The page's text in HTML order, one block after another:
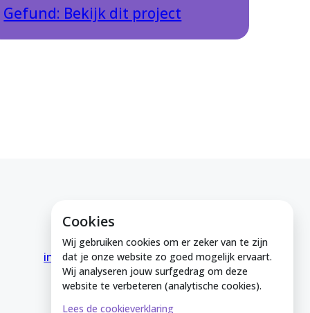
Cookies
Wij gebruiken cookies om er zeker van te zijn
dat je onze website zo goed mogelijk ervaart.
Wij analyseren jouw surfgedrag om deze
website te verbeteren (analytische cookies).
Lees de cookieverklaring
Gefund: Bekijk dit project
E-mail ons
info@medeinzutphen.nl